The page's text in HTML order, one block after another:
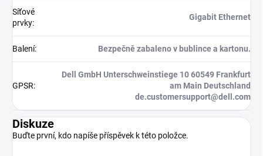
Síťové
prvky:
Gigabit Ethernet
Balení: Bezpečně zabaleno v bublince a kartonu.
GPSR:
Dell GmbH Unterschweinstiege 10 60549 Frankfurt
am Main Deutschland
de.customersupport@dell.com
Diskuze
Buďte první, kdo napíše příspěvek k této položce.